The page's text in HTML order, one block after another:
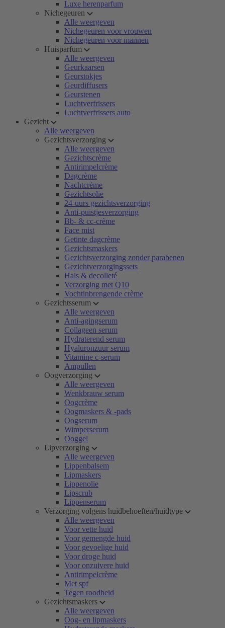
Luxe herenparfum
Nichegeuren
Alle weergeven
Nichegeuren voor vrouwen
Nichegeuren voor mannen
Huisparfum
Alle weergeven
Geurkaarsen
Geurstokjes
Geurdiffusers
Geurstenen
Luchtverfrissers
Luchtverfrissers auto
Gezicht
Alle weergeven
Gezichtsverzorging
Alle weergeven
Gezichtscrème
Antirimpelcrème
Dagcrème
Nachtcrème
Gezichtsolie
24-uurs gezichtsverzorging
Anti-puistjesverzorging
Bb- & cc-crème
Face mist
Getinte dagcrème
Gezichtsmaskers
Gezichtsverzorging zonder parabenen
Gezichtverzorgingssets
Hals & decolleté
Verzorging met Q10
Vochtinbrengende crème
Gezichtsserum
Alle weergeven
Anti-agingserum
Collageen serum
Hydraterend serum
Hyaluronzuur serum
Vitamine c-serum
Ampullen
Oogverzorging
Alle weergeven
Wenkbrauw serum
Oogcrème
Oogmaskers & -pads
Oogserum
Wimperserum
Ooggel
Lipverzorging
Alle weergeven
Lippenbalsem
Lipmaskers
Lippenolie
Lipscrub
Lippenserum
Verzorging volgens huidbehoeften/huidtype
Alle weergeven
Voor vette huid
Voor gemengde huid
Voor gevoelige huid
Voor droge huid
Voor onzuivere huid
Antirimpelcrème
Met spf
Tegen roodheid
Gezichtsmaskers
Alle weergeven
Oog- en lipmaskers